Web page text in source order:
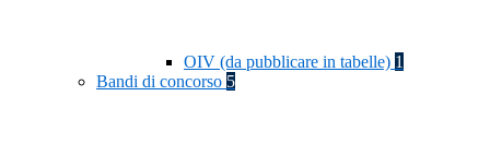
OIV (da pubblicare in tabelle) 1
Bandi di concorso 5